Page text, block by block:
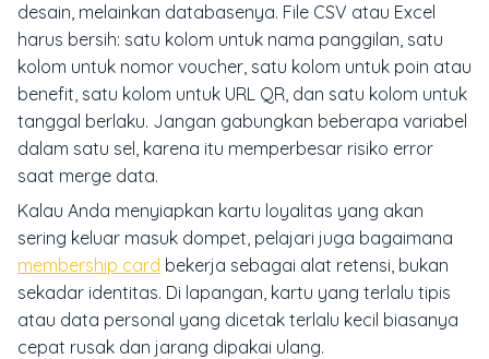
desain, melainkan databasenya. File CSV atau Excel
harus bersih: satu kolom untuk nama panggilan, satu
kolom untuk nomor voucher, satu kolom untuk poin atau
benefit, satu kolom untuk URL QR, dan satu kolom untuk
tanggal berlaku. Jangan gabungkan beberapa variabel
dalam satu sel, karena itu memperbesar risiko error
saat merge data.
Kalau Anda menyiapkan kartu loyalitas yang akan
sering keluar masuk dompet, pelajari juga bagaimana
membership card bekerja sebagai alat retensi, bukan
sekadar identitas. Di lapangan, kartu yang terlalu tipis
atau data personal yang dicetak terlalu kecil biasanya
cepat rusak dan jarang dipakai ulang.